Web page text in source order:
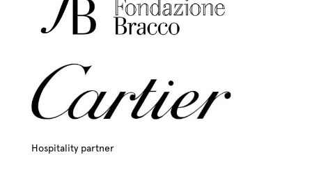
Hospitality partner